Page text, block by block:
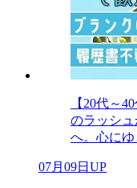
【20代～
のラッシ
へ。心に
07月09日UP